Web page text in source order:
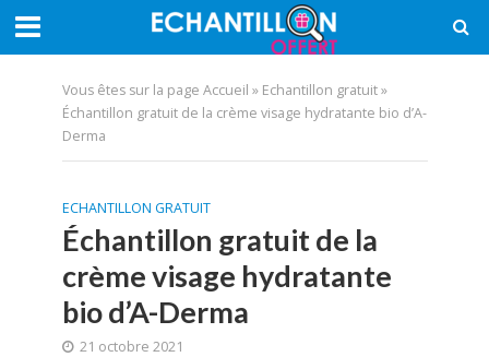
Vous êtes sur la page Accueil » Echantillon gratuit»
Échantillon gratuit de la crème visage hydratante bio d’A-
Derma
ECHANTILLON GRATUIT
Échantillon gratuit de la
crème visage hydratante
bio d’A-Derma
21 octobre 2021